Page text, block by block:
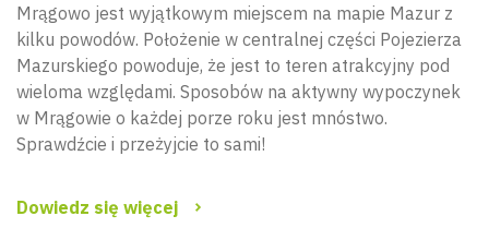
Mrągowo jest wyjątkowym miejscem na mapie Mazur z
kilku powodów. Położenie w centralnej części Pojezierza
Mazurskiego powoduje, że jest to teren atrakcyjny pod
wieloma względami. Sposobów na aktywny wypoczynek
w Mrągowie o każdej porze roku jest mnóstwo.
Sprawdźcie i przeżyjcie to sami!
Dowiedz się więcej